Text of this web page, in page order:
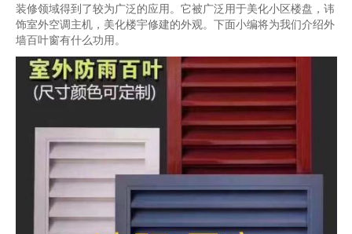
装修领域得到了较为广泛的应用。它被广泛用于美化小区楼盘，讳
饰室外空调主机，美化楼宇修建的外观。下面小编将为我们介绍外
墙百叶窗有什么功用。